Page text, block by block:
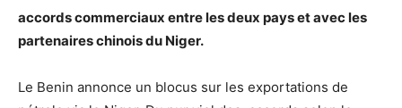
accords commerciaux entre les deux pays et avec les
partenaires chinois du Niger.
Le Benin annonce un blocus sur les exportations de